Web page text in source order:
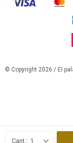
1
© Copyright 2026 / El